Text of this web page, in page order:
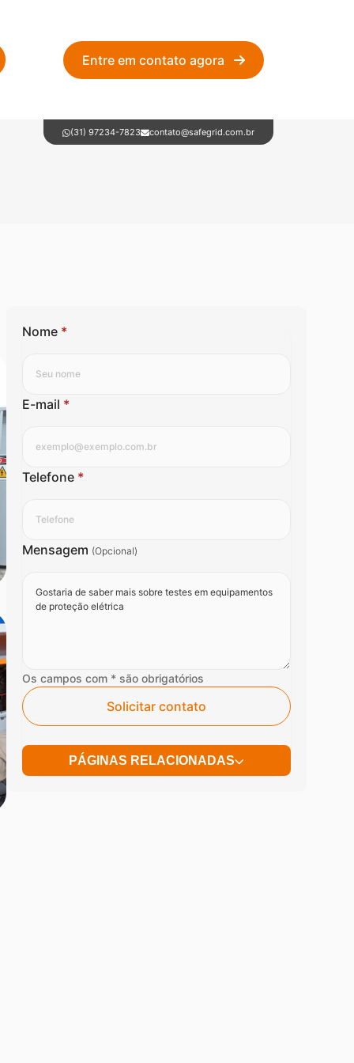
Entre em contato agora
(31) 97234-7823 contato@safegrid.com.br
Nome *
E-mail *
Telefone *
Mensagem (Opcional)
Os campos com * são obrigatórios
Solicitar contato
PÁGINAS RELACIONADAS